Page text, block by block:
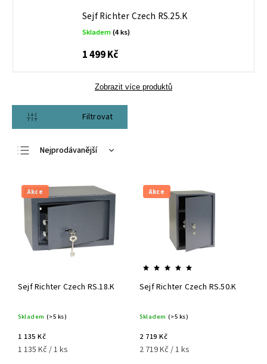
Sejf Richter Czech RS.25.K
Skladem(4 ks)
1 499 Kč
Zobrazit více produktů
Nejprodávanější
Nejdražší
Abecedně
Akce
Sejf Richter Czech RS.18.K
Skladem (>5 ks)
1 135 Kč
1 135 Kč / 1 ks
Akce
Sejf Richter Czech RS.50.K
Skladem (>5 ks)
2 719 Kč
2 719 Kč / 1 ks